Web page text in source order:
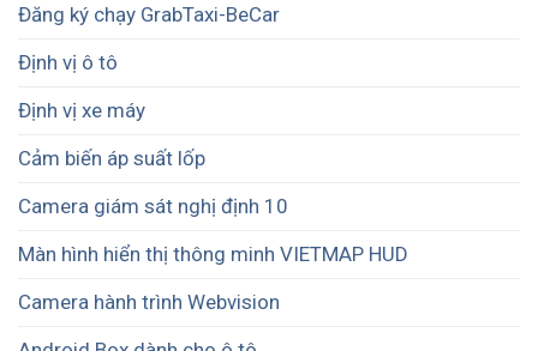
Đăng ký chạy GrabTaxi-BeCar
Định vị ô tô
Định vị xe máy
Cảm biến áp suất lốp
Camera giám sát nghị định 10
Màn hình hiển thị thông minh VIETMAP HUD
Camera hành trình Webvision